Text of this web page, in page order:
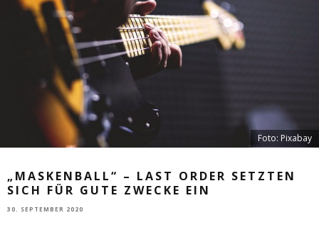
Foto: Pixabay
„MASKENBALL“ – LAST ORDER SETZTEN
SICH FÜR GUTE ZWECKE EIN
30. SEPTEMBER 2020